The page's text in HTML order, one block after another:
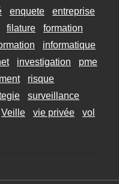
enquete
entreprise
filature
formation
informatique
investigation
pme
risque
surveillance
Veille vie privée
vol